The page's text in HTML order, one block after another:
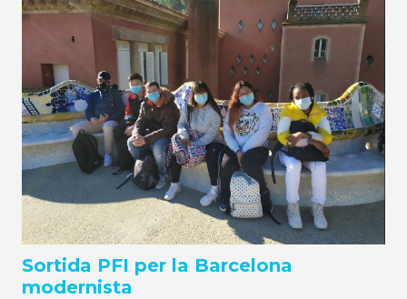
Sortida PFI per la Barcelona
modernista